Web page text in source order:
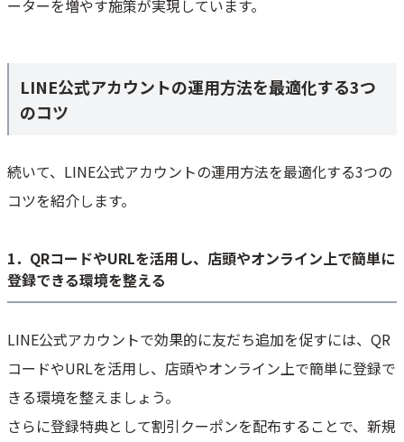
ーターを増やす施策が実現しています。
LINE公式アカウントの運用方法を最適化する3つ
のコツ
続いて、LINE公式アカウントの運用方法を最適化する3つの
コツを紹介します。
1．QRコードやURLを活用し、店頭やオンライン上で簡単に
登録できる環境を整える
LINE公式アカウントで効果的に友だち追加を促すには、QR
コードやURLを活用し、店頭やオンライン上で簡単に登録で
きる環境を整えましょう。
さらに登録特典として割引クーポンを配布することで、新規